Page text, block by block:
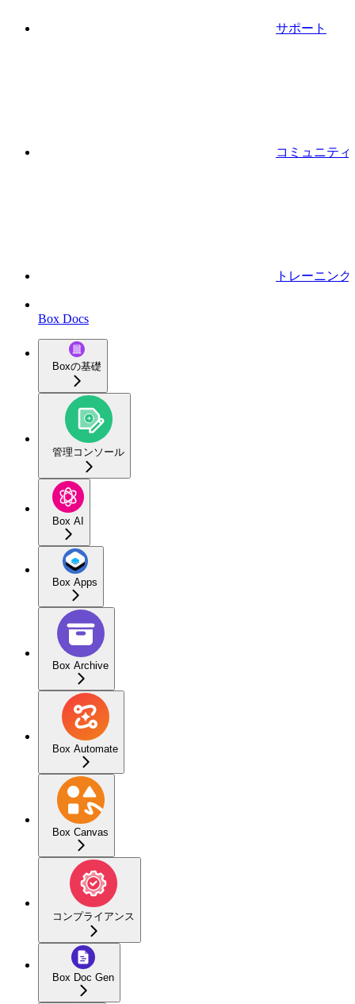
サポート
コミュニティ
トレーニング
Box Docs
Boxの基礎
管理コンソール
Box AI
Box Apps
Box Archive
Box Automate
Box Canvas
コンプライアンス
Box Doc Gen